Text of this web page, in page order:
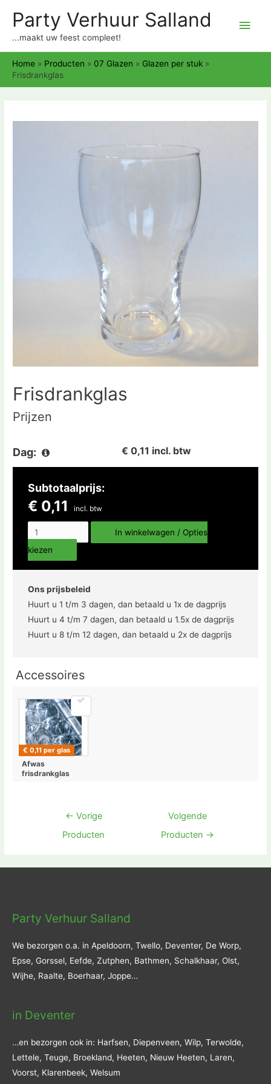
Party Verhuur Salland
...maakt uw feest compleet!
Home » Producten » 07 Glazen » Glazen per stuk »
Frisdrankglas
Frisdrankglas
Prijzen
Dag: € 0,11 incl. btw
Subtotaalprijs:
€ 0,11 incl. btw
In winkelwagen / Opties
kiezen
Ons prijsbeleid
Huurt u 1 t/m 3 dagen, dan betaald u 1x de dagprijs
Huurt u 4 t/m 7 dagen, dan betaald u 1.5x de dagprijs
Huurt u 8 t/m 12 dagen, dan betaald u 2x de dagprijs
Accessoires
€ 0,11 per glas
Afwas
frisdrankglas
Bericht
navigatie
← Vorige
Producten
Volgende
Producten →
Party Verhuur Salland
We bezorgen o.a. in Apeldoorn, Twello, Deventer, De Worp,
Epse, Gorssel, Eefde, Zutphen, Bathmen, Schalkhaar, Olst,
Wijhe, Raalte, Boerhaar, Joppe…
in Deventer
…en bezorgen ook in: Harfsen, Diepenveen, Wilp, Terwolde,
Lettele, Teuge, Broekland, Heeten, Nieuw Heeten, Laren,
Voorst, Klarenbeek, Welsum